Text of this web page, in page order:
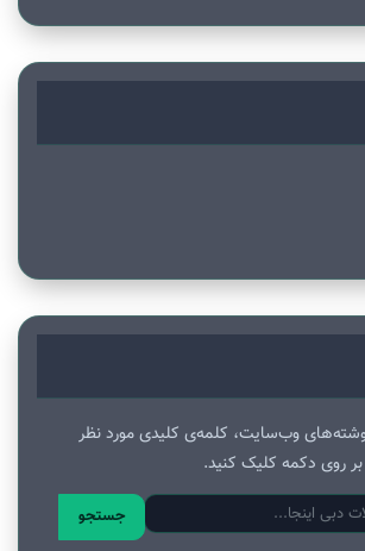
وب‌سایت، کلمه‌ی کلیدی مورد نظر
بر روی دکمه کلیک کنید.
جستجو